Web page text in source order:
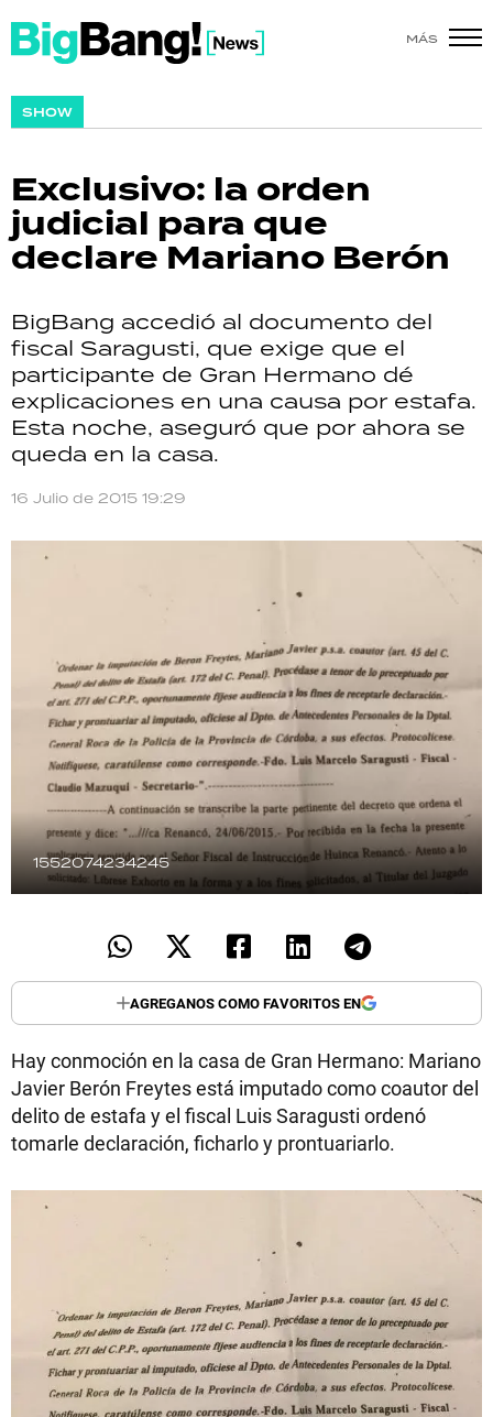
MÁS
SHOW
Exclusivo: la orden
judicial para que
declare Mariano Berón
BigBang accedió al documento del
fiscal Saragusti, que exige que el
participante de Gran Hermano dé
explicaciones en una causa por estafa.
Esta noche, aseguró que por ahora se
queda en la casa.
16 Julio de 2015 19:29
1552074234245
AGREGANOS COMO FAVORITOS EN
Hay conmoción en la casa de Gran Hermano: Mariano
Javier Berón Freytes está imputado como coautor del
delito de estafa y el fiscal Luis Saragusti ordenó
tomarle declaración, ficharlo y prontuariarlo.
SHOW
ACTUALIDAD
POLICIALES
ECONOMÍA
GRAN HERMANO
SALUD
DEPORTES
PALABRAS
HORÓSCOPO
Seguinos